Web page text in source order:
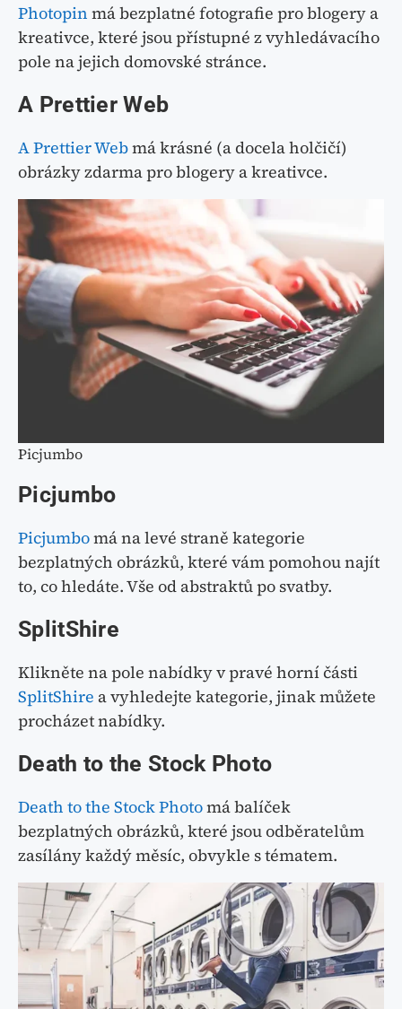
Photopin má bezplatné fotografie pro blogery a
kreativce, které jsou přístupné z vyhledávacího
pole na jejich domovské stránce.
A Prettier Web
A Prettier Webmá krásné (a docela holčičí)
obrázky zdarma pro blogery a kreativce.
Picjumbo
Picjumbo
Picjumbomá na levé straně kategorie
bezplatných obrázků, které vám pomohou najít
to, co hledáte. Vše od abstraktů po svatby.
SplitShire
Klikněte na pole nabídky v pravé horní části
SplitShire a vyhledejte kategorie, jinak můžete
procházet nabídky.
Death to the Stock Photo
Death to the Stock Photomá balíček
bezplatných obrázků, které jsou odběratelům
zasílány každý měsíc, obvykle s tématem.